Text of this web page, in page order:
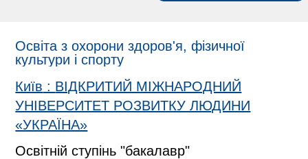
Освіта з охорони здоров'я, фізичної
культури і спорту
Київ : ВІДКРИТИЙ МІЖНАРОДНИЙ
УНІВЕРСИТЕТ РОЗВИТКУ ЛЮДИНИ
«УКРАЇНА»
Освітній ступінь "бакалавр"